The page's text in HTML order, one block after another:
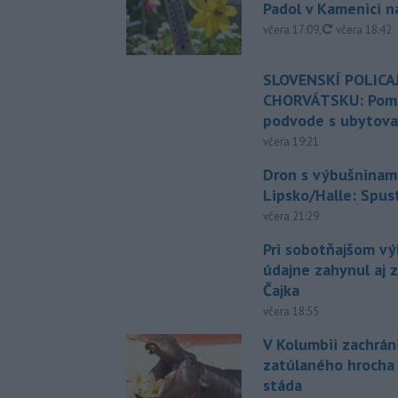
Padol v Kamenici
včera 17:09, aktualizované
včera 18:42
SLOVENSKÍ
CHORVÁTSKU:
podvode s
včera 19:21
Dron s
Lipsko/Halle:
včera 21:29
Pri sobotňajšom
údajne zahynul aj
Čajka
včera 18:55
V Kolumbii
zatúlaného hrocha
stáda